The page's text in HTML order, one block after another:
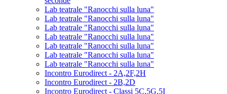
Lab teatrale "Ranocchi sulla luna"
Lab teatrale "Ranocchi sulla luna"
Lab teatrale "Ranocchi sulla luna"
Lab teatrale "Ranocchi sulla luna"
Lab teatrale "Ranocchi sulla luna"
Lab teatrale "Ranocchi sulla luna"
Lab teatrale "Ranocchi sulla luna"
Incontro Eurodirect - 2A,2F,2H
Incontro Eurodirect - 2B,2D
Incontro Eurodirect - Classi 5C,5G,5I